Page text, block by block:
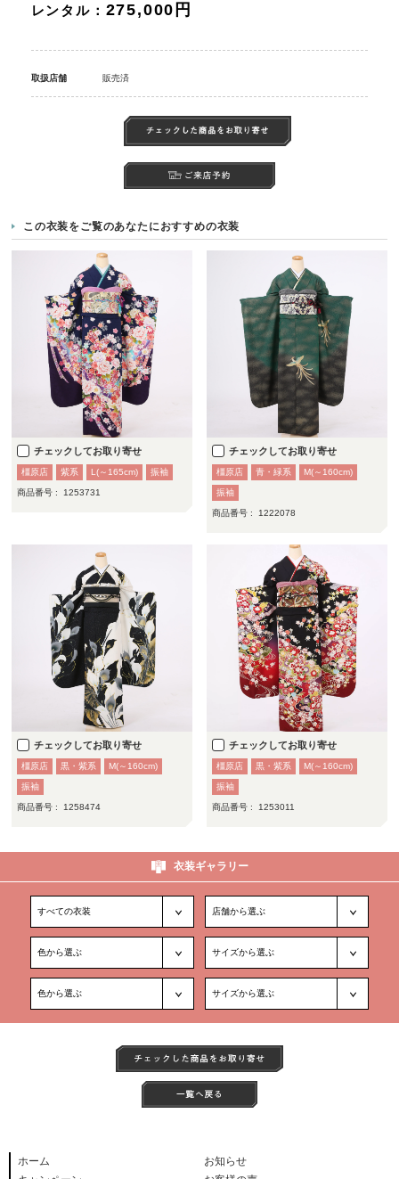
レンタル： 275,000円
取扱店舗 販売済
この衣装をご覧のあなたにおすすめの衣装
チェックしてお取り寄せ
橿原店 紫系 L(～165cm) 振袖
商品番号 : 1253731
チェックしてお取り寄せ
橿原店 青・緑系 M(～160cm)
振袖
商品番号 : 1222078
チェックしてお取り寄せ
橿原店 黒・紫系 M(～160cm)
振袖
商品番号 : 1258474
チェックしてお取り寄せ
橿原店 黒・紫系 M(～160cm)
振袖
商品番号 : 1253011
衣装ギャラリー
ホーム
お知らせ